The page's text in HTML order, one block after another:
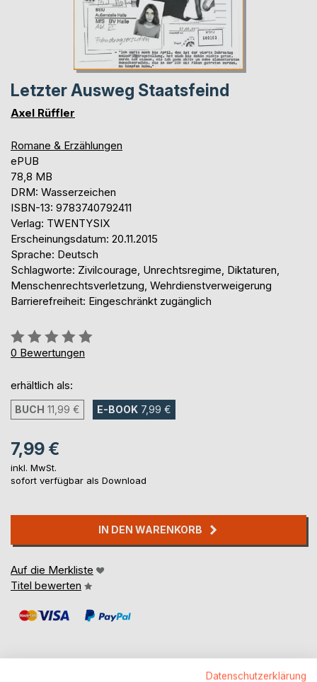
Letzter Ausweg Staatsfeind
Axel Rüffler
Romane & Erzählungen
ePUB
78,8 MB
DRM: Wasserzeichen
ISBN-13: 9783740792411
Verlag: TWENTYSIX
Erscheinungsdatum: 20.11.2015
Sprache: Deutsch
Schlagworte: Zivilcourage, Unrechtsregime, Diktaturen,
Menschenrechtsverletzung, Wehrdienstverweigerung
Barrierefreiheit: Eingeschränkt zugänglich
Bewertung::
0%
0 Bewertungen
erhältlich als:
BUCH 11,99 € E-BOOK 7,99 €
7,99 €
inkl. MwSt.
sofort verfügbar als Download
IN DEN WARENKORB
Auf die Merkliste
Titel bewerten
Datenschutzerklärung